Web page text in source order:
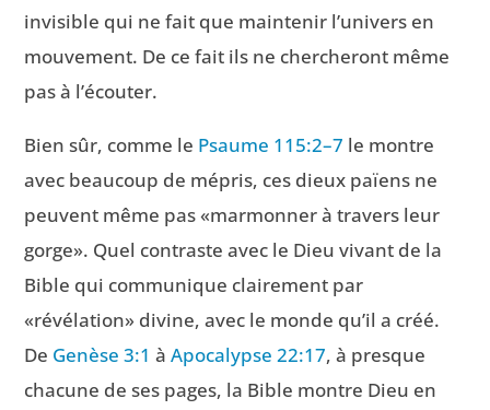
invisible qui ne fait que maintenir l’univers en
mouvement. De ce fait ils ne chercheront même
pas à l’écouter.
Bien sûr, comme le Psaume 115:2–7 le montre
avec beaucoup de mépris, ces dieux païens ne
peuvent même pas «marmonner à travers leur
gorge». Quel contraste avec le Dieu vivant de la
Bible qui communique clairement par
«révélation» divine, avec le monde qu’il a créé.
De Genèse 3:1 àApocalypse 22:17, à presque
chacune de ses pages, la Bible montre Dieu en